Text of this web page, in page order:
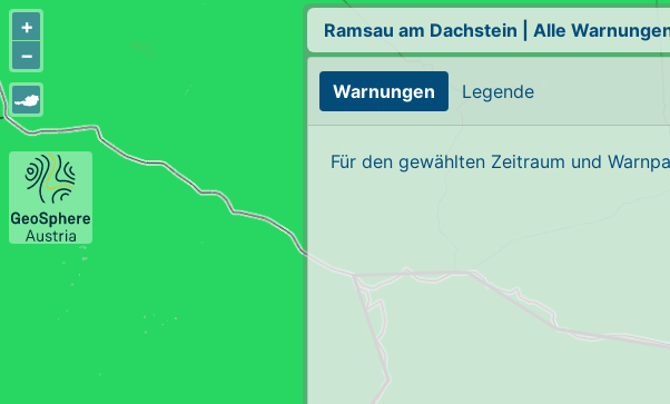
+
−
Ramsau am Dachstein Alle
Warnungen Legende
Für den gewählten Zeitraum und